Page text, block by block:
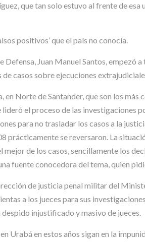
que tan solo estuvo al frente de
positivos’ que el país no conocía.
Juan Manuel Santos, empezó
casos sobre ejecuciones
en Norte de Santander, que son los
el proceso de las investigaciones
para no trasladar los casos a la
prácticamente se reversaron. La
de los casos, sencillamente los
fuente conocedora del tema, quien
de justicia penal militar del
a los jueces para sus
despido injustificado y masivo de jueces.
Urabá en estos años sigan en la